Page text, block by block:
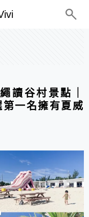
讀谷村景點｜
一名擁有夏威